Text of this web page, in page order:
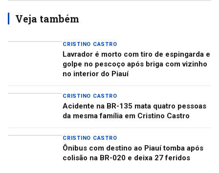
Veja também
CRISTINO CASTRO
Lavrador é morto com tiro de espingarda e
golpe no pescoço após briga com vizinho
no interior do Piauí
CRISTINO CASTRO
Acidente na BR-135 mata quatro pessoas
da mesma família em Cristino Castro
CRISTINO CASTRO
Ônibus com destino ao Piauí tomba após
colisão na BR-020 e deixa 27 feridos